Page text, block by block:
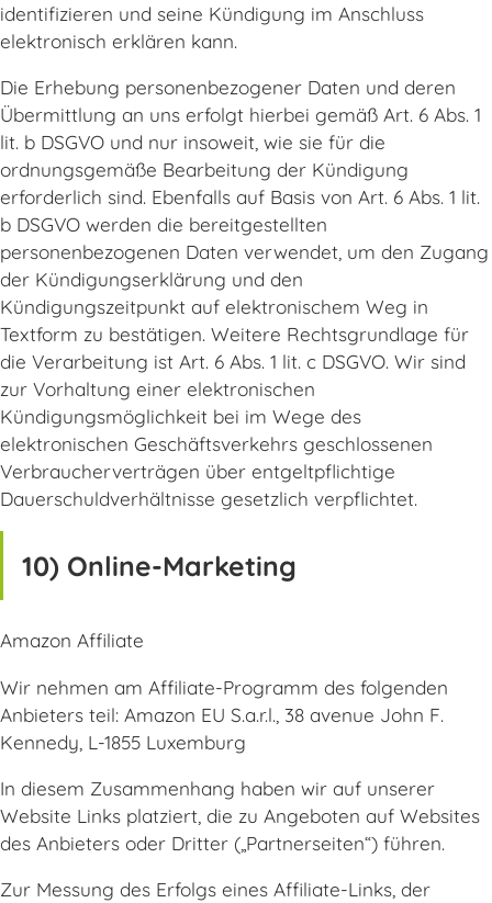
identifizieren und seine Kündigung im Anschluss
elektronisch erklären kann.
Die Erhebung personenbezogener Daten und deren
Übermittlung an uns erfolgt hierbei gemäß Art. 6 Abs. 1
lit. b DSGVO und nur insoweit, wie sie für die
ordnungsgemäße Bearbeitung der Kündigung
erforderlich sind. Ebenfalls auf Basis von Art. 6 Abs. 1 lit.
b DSGVO werden die bereitgestellten
personenbezogenen Daten verwendet, um den Zugang
der Kündigungserklärung und den
Kündigungszeitpunkt auf elektronischem Weg in
Textform zu bestätigen. Weitere Rechtsgrundlage für
die Verarbeitung ist Art. 6 Abs. 1 lit. c DSGVO. Wir sind
zur Vorhaltung einer elektronischen
Kündigungsmöglichkeit bei im Wege des
elektronischen Geschäftsverkehrs geschlossenen
Verbraucherverträgen über entgeltpflichtige
Dauerschuldverhältnisse gesetzlich verpflichtet.
10) Online-Marketing
Amazon Affiliate
Wir nehmen am Affiliate-Programm des folgenden
Anbieters teil: Amazon EU S.a.r.l., 38 avenue John F.
Kennedy, L-1855 Luxemburg
In diesem Zusammenhang haben wir auf unserer
Website Links platziert, die zu Angeboten auf Websites
des Anbieters oder Dritter („Partnerseiten“) führen.
Zur Messung des Erfolgs eines Affiliate-Links, der